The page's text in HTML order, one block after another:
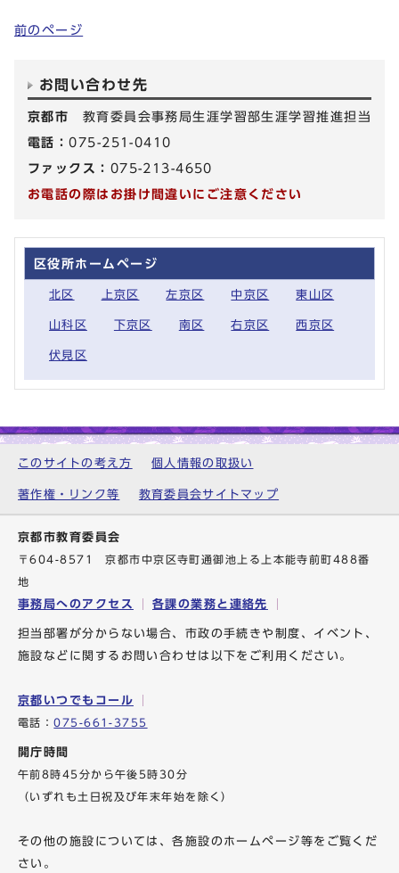
前のページ
お問い合わせ先
京都市 教育委員会事務局生涯学習部生涯学習推進担当
電話：075-251-0410
ファックス： 075-213-4650
お電話の際はお掛け間違いにご注意ください
区役所ホームページ
北区 上京区 左京区 中京区 東山区
山科区 下京区 南区 右京区 西京区
伏見区
このサイトの考え方 個人情報の取扱い
著作権・リンク等 教育委員会サイトマップ
京都市教育委員会
〒604-8571 京都市中京区寺町通御池上る上本能寺前町488番
地
事務局へのアクセス 各課の業務と連絡先
担当部署が分からない場合、市政の手続きや制度、イベント、
施設などに関するお問い合わせは以下をご利用ください。
京都いつでもコール
電話：075-661-3755
開庁時間
午前8時45分から午後5時30分
（いずれも土日祝及び年末年始を除く）
その他の施設については、各施設のホームページ等をご覧くだ
さい。